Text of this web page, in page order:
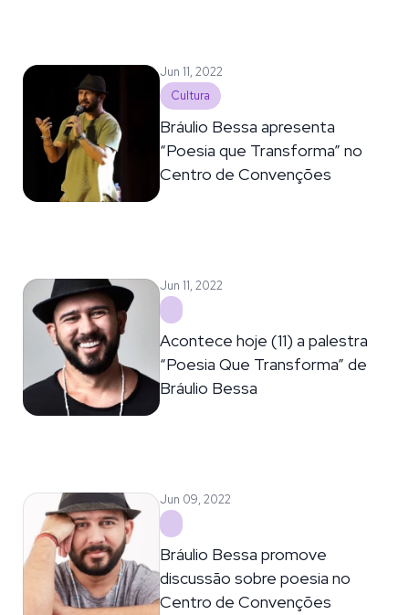
Jun 11, 2022
Cultura
Bráulio Bessa apresenta
“Poesia que Transforma” no
Centro de Convenções
Jun 11, 2022
Acontece hoje (11) a palestra
“Poesia Que Transforma” de
Bráulio Bessa
Jun 09, 2022
Bráulio Bessa promove
discussão sobre poesia no
Centro de Convenções